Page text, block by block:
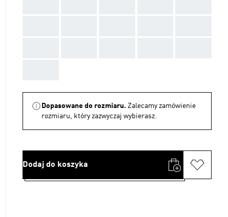
Dopasowane do rozmiaru. Zalecamy zamówienie
rozmiaru, który zazwyczaj wybierasz.
Dodaj do koszyka